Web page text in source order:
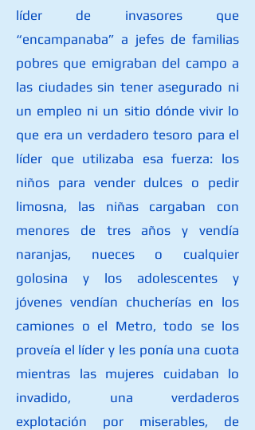
líder de invasores que
“encampanaba” a jefes de familias
pobres que emigraban del campo a
las ciudades sin tener asegurado ni
un empleo ni un sitio dónde vivir lo
que era un verdadero tesoro para el
líder que utilizaba esa fuerza: los
niños para vender dulces o pedir
limosna, las niñas cargaban con
menores de tres años y vendía
naranjas, nueces o cualquier
golosina y los adolescentes y
jóvenes vendían chucherías en los
camiones o el Metro, todo se los
proveía el líder y les ponía una cuota
mientras las mujeres cuidaban lo
invadido, una verdaderos
explotación por miserables, de